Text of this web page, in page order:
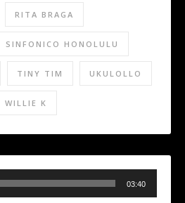
RITA BRAGA
SINFONICO HONOLULU
TINY TIM UKULOLLO
WILLIE K
03:40